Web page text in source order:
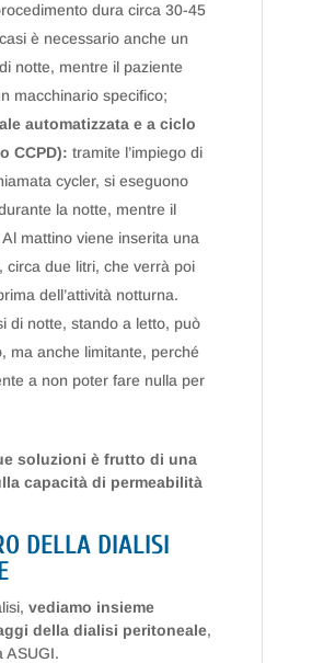
dura circa 30-45
è necessario anche un
notte, mentre il paziente
macchinario specifico;
automatizzata e a ciclo
CCPD): tramite l’impiego di
cycler, si eseguono
la notte, mentre il
mattino viene inserita una
circa due litri, che verrà poi
dell’attività notturna.
di notte, stando a letto, può
ma anche limitante, perché
a non poter fare nulla per
soluzioni è frutto di una
capacità di permeabilità
DELLA DIALISI
vediamo insieme
della dialisi peritoneale,
ASUGI.